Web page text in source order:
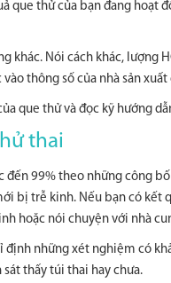
que thử của bạn đang hoạt
khác. Nói cách khác,
thông số của nhà sản xuất
que thử và đọc kỹ hướng
thai
99% theo những công
bị trễ kinh. Nếu bạn có
hoặc nói chuyện với nhà
những xét nghiệm có
thấy túi thai hay chưa.